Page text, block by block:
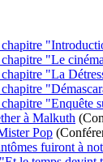
"Le
"La
"Enquête
à Malkuth
Pop
fuiront à